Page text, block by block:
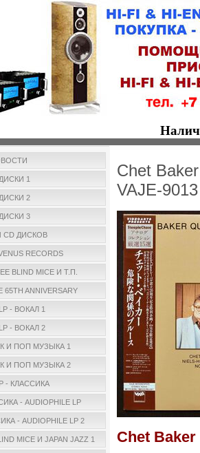
1
2
3
ДИСКОВ
RECORDS
BLIND MICE И Т.П.
65TH ANNIVERSARY
- ВОКАЛ 1
- ВОКАЛ 2
И ПОП МУЗЫКА 1
И ПОП МУЗЫКА 2
- КЛАССИКА
- AUDIOPHILE LP
- AUDIOPHILE LP 2
MICE И JAPAN JAZZ 1
Chet
VAJE-
Chet